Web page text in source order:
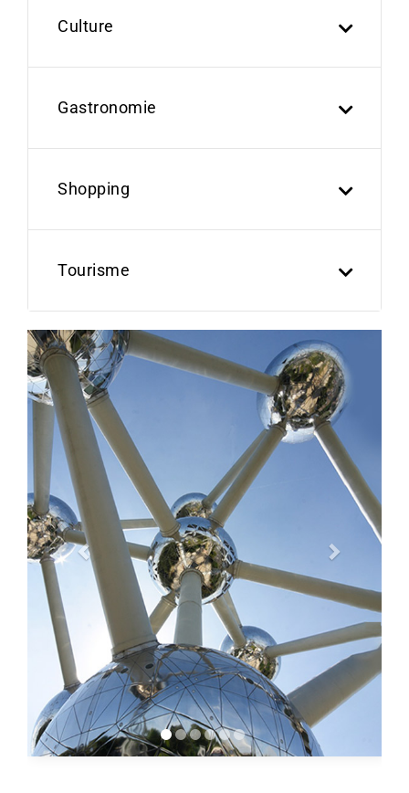
Culture
Gastronomie
Shopping
Tourisme
Previous